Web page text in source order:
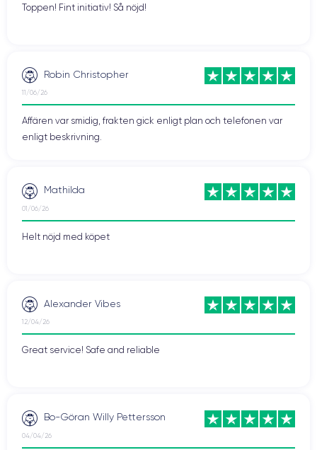
Toppen! Fint initiativ! Så nöjd!
Robin Christopher
11/06/26
Affären var smidig, frakten gick enligt plan och telefonen var
enligt beskrivning.
Mathilda
01/06/26
Helt nöjd med köpet
Alexander Vibes
12/04/26
Great service! Safe and reliable
Bo-Göran Willy Pettersson
04/04/26